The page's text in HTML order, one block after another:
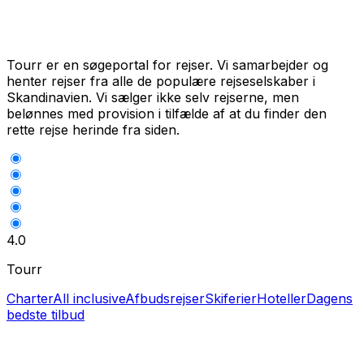
Tourr er en søgeportal for rejser. Vi samarbejder og
henter rejser fra alle de populære rejseselskaber i
Skandinavien. Vi sælger ikke selv rejserne, men
belønnes med provision i tilfælde af at du finder den
rette rejse herinde fra siden.
4.0
Tourr
CharterAll inclusiveAfbudsrejserSkiferierHotellerDagens
bedste tilbud